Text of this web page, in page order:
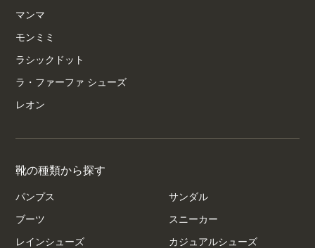
マンマ
モンミミ
ラシックドット
ラ・ファーファ シューズ
レオン
靴の種類から探す
パンプス サンダル
ブーツ スニーカー
レインシューズ カジュアルシューズ